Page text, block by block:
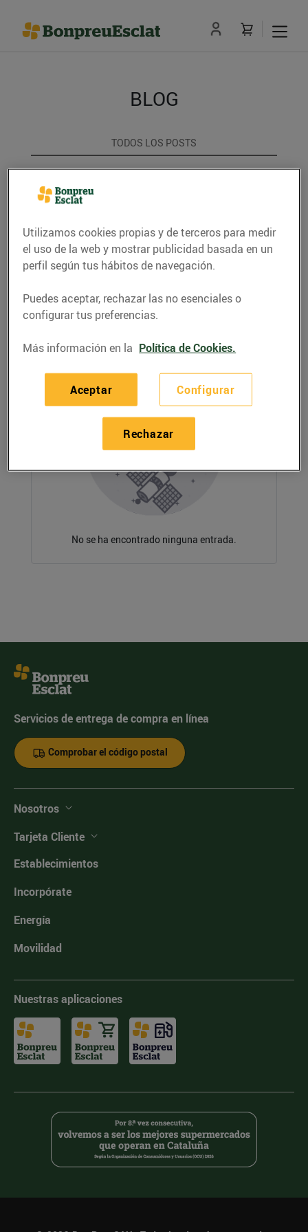
BLOG
TODOS LOS POSTS
CONSELLS I HÀBITS SALUDABLES
ENERGIA
GASTRONOMIA I TRADICIONS
RECEPTES
No se ha encontrado ninguna entrada.
Servicios de entrega de compra en línea
Comprobar el código postal
Nosotros
Tarjeta Cliente
Establecimientos
Incorpórate
Energía
Movilidad
Nuestras aplicaciones
Utilizamos cookies propias y de terceros para medir
el uso de la web y mostrar publicidad basada en un
perfil según tus hábitos de navegación.
Puedes aceptar, rechazar las no esenciales o
configurar tus preferencias.
Más información en la Política de Cookies.
Configurar
Rechazar
Aceptar